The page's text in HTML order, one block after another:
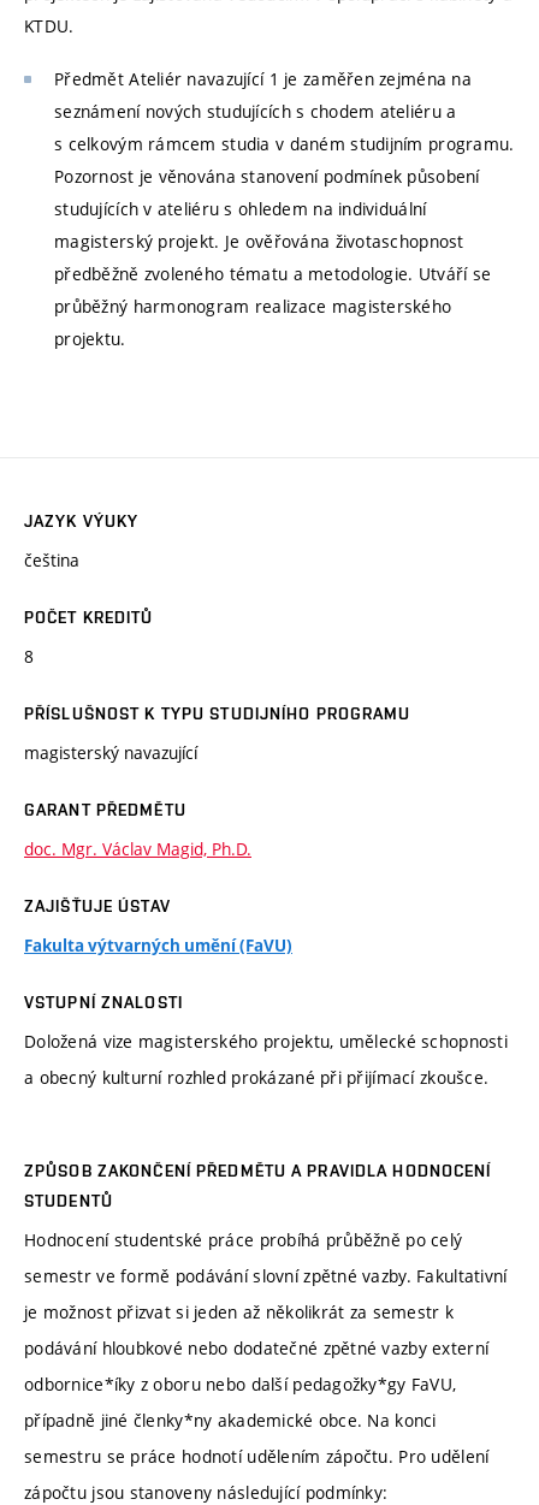
KTDU.
Předmět Ateliér navazující 1 je zaměřen zejména na
seznámení nových studujících s chodem ateliéru a
s celkovým rámcem studia v daném studijním programu.
Pozornost je věnována stanovení podmínek působení
studujících v ateliéru s ohledem na individuální
magisterský projekt. Je ověřována životaschopnost
předběžně zvoleného tématu a metodologie. Utváří se
průběžný harmonogram realizace magisterského
projektu.
JAZYK VÝUKY
čeština
POČET KREDITŮ
8
PŘÍSLUŠNOST K TYPU STUDIJNÍHO PROGRAMU
magisterský navazující
GARANT PŘEDMĚTU
doc. Mgr. Václav Magid, Ph.D.
ZAJIŠŤUJE ÚSTAV
Fakulta výtvarných umění (FaVU)
VSTUPNÍ ZNALOSTI
Doložená vize magisterského projektu, umělecké schopnosti
a obecný kulturní rozhled prokázané při přijímací zkoušce.
ZPŮSOB ZAKONČENÍ PŘEDMĚTU A PRAVIDLA HODNOCENÍ
STUDENTŮ
Hodnocení studentské práce probíhá průběžně po celý
semestr ve formě podávání slovní zpětné vazby. Fakultativní
je možnost přizvat si jeden až několikrát za semestr k
podávání hloubkové nebo dodatečné zpětné vazby externí
odbornice*íky z oboru nebo další pedagožky*gy FaVU,
případně jiné členky*ny akademické obce. Na konci
semestru se práce hodnotí udělením zápočtu. Pro udělení
zápočtu jsou stanoveny následující podmínky: